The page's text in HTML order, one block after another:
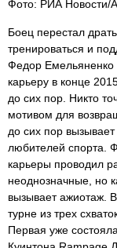
Фото: РИА Новости/
Боец перестал
тренироваться и
Федор Емельяненко
карьеру в конце
до сих пор. Никто
мотивом для
до сих пор вызывает
любителей спорта.
карьеры проводил
неоднозначные, но
вызывает ажиотаж.
турне из трех
Первая уже